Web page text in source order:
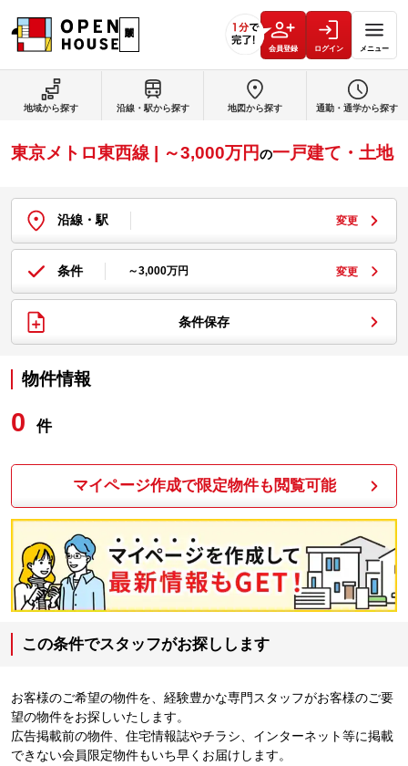
会員登録 ログイン メニュー
東京メトロ東西線 | ～3,000万円の一戸建て・土地
沿線・駅 変更
条件 ～3,000万円 変更
条件保存
物件情報
0 件
マイページ作成で限定物件も閲覧可能
この条件でスタッフがお探しします
お客様のご希望の物件を、経験豊かな専門スタッフがお客様のご要
望の物件をお探しいたします。
広告掲載前の物件、住宅情報誌やチラシ、インターネット等に掲載
できない会員限定物件もいち早くお届けします。
地域から探す 沿線・駅から探す 地図から探す 通勤・通学から探す